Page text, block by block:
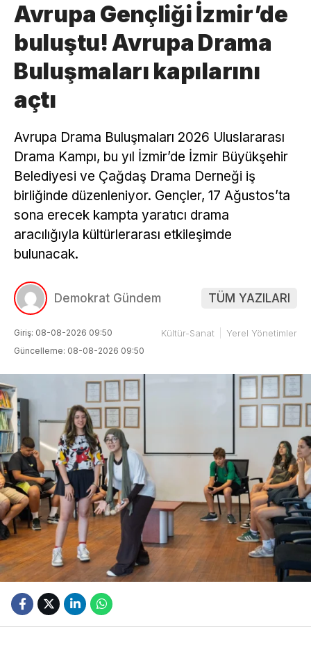
Avrupa Gençliği İzmir’de
buluştu! Avrupa Drama
Buluşmaları kapılarını
açtı
Avrupa Drama Buluşmaları 2026 Uluslararası
Drama Kampı, bu yıl İzmir’de İzmir Büyükşehir
Belediyesi ve Çağdaş Drama Derneği iş
birliğinde düzenleniyor. Gençler, 17 Ağustos’ta
sona erecek kampta yaratıcı drama
aracılığıyla kültürlerarası etkileşimde
bulunacak.
Demokrat Gündem TÜM YAZILARI
Giriş: 08-08-2026 09:50
Güncelleme: 08-08-2026 09:50
Kültür-Sanat Yerel Yönetimler